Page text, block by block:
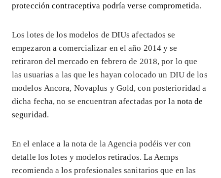
protección contraceptiva podría verse comprometida.
Los lotes de los modelos de DIUs afectados se
empezaron a comercializar en el año 2014 y se
retiraron del mercado en febrero de 2018, por lo que
las usuarias a las que les hayan colocado un DIU de los
modelos Ancora, Novaplus y Gold, con posterioridad a
dicha fecha, no se encuentran afectadas por la nota de
seguridad.
En el enlace a la nota de la Agencia podéis ver con
detalle los lotes y modelos retirados. La Aemps
recomienda a los profesionales sanitarios que en las